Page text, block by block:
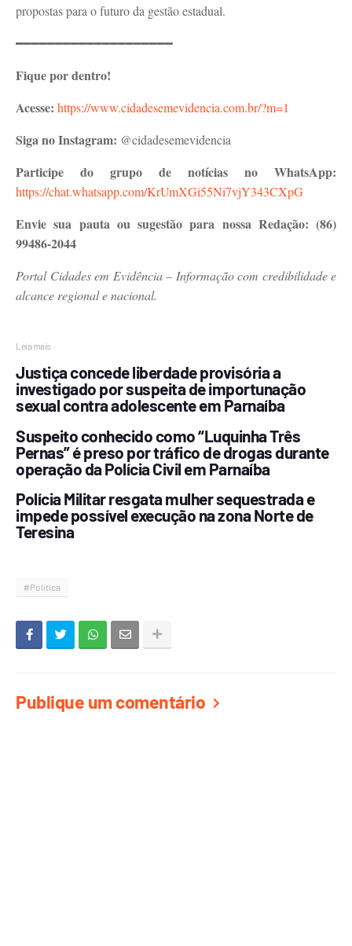
propostas para o futuro da gestão estadual.
━━━━━━━━━━━━━━━━━━━━
Fique por dentro!
Acesse: https://www.cidadesemevidencia.com.br/?m=1
Siga no Instagram: @cidadesemevidencia
Participe do grupo de notícias no WhatsApp:
https://chat.whatsapp.com/KrUmXGi55Ni7vjY343CXpG
Envie sua pauta ou sugestão para nossa Redação: (86)
99486-2044
Portal Cidades em Evidência – Informação com credibilidade e
alcance regional e nacional.
Leia mais
Justiça concede liberdade provisória a
investigado por suspeita de importunação
sexual contra adolescente em Parnaíba
Suspeito conhecido como “Luquinha Três
Pernas” é preso por tráfico de drogas durante
operação da Polícia Civil em Parnaíba
Polícia Militar resgata mulher sequestrada e
impede possível execução na zona Norte de
Teresina
#Politica
Publique um comentário